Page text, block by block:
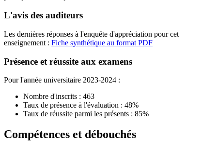
L'avis des auditeurs
Les dernières réponses à l'enquête d'appréciation pour cet
enseignement : Fiche synthétique au format PDF
Présence et réussite aux examens
Pour l'année universitaire 2023-2024 :
Nombre d'inscrits : 463
Taux de présence à l'évaluation : 48%
Taux de réussite parmi les présents : 85%
Compétences et débouchés